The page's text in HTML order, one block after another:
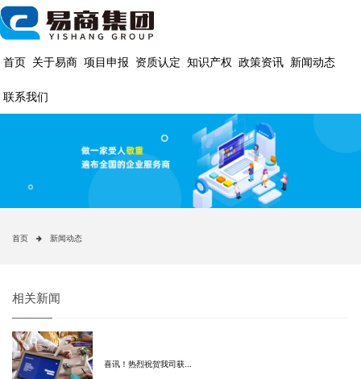
首页 关于易商 项目申报 资质认定 知识产权 政策资讯 新闻动态
联系我们
首页 新闻动态
相关新闻
喜讯！热烈祝贺我司获...